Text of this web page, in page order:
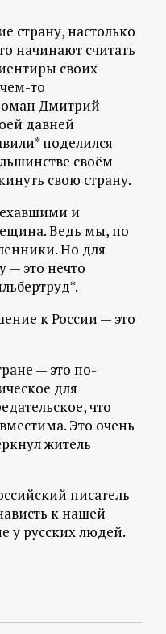
страну, настолько
начинают считать
своих
то
Дмитрий
давней
поделился
своём
свою страну.
и
Ведь мы, по
Но для
— это нечто
к России — это
— это по-
для
что
Это очень
житель
писатель
к нашей
у русских людей.